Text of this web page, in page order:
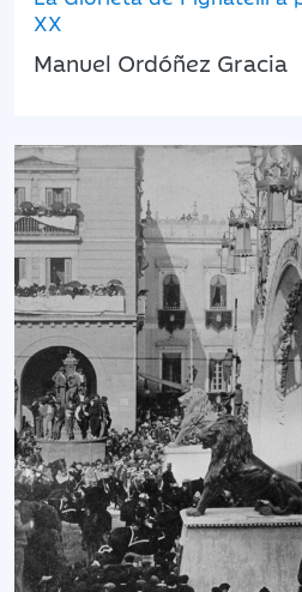
XX
Manuel Ordóñez Gracia